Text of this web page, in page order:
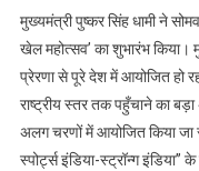
मुख्यमंत्री पुष्कर सिंह धामी ने
खेल महोत्सव’ का शुभारंभ किया।
प्रेरणा से पूरे देश में आयोजित हो
राष्ट्रीय स्तर तक पहुँचाने का
अलग चरणों में आयोजित किया जा
स्पोर्ट्स इंडिया-स्ट्रॉन्ग